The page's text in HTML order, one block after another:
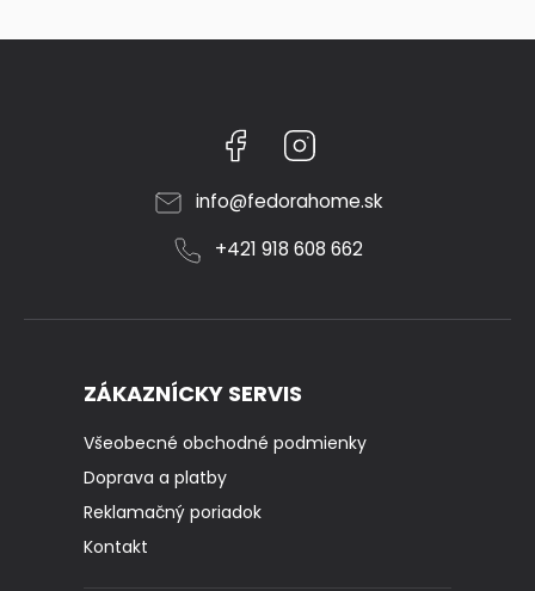
Facebook
info@fedorahome.sk
+421 918 608 662
ZÁKAZNÍCKY SERVIS
Všeobecné obchodné podmienky
Doprava a platby
Reklamačný poriadok
Kontakt